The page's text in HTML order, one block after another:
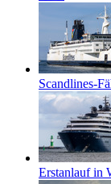
Scandlines-
Erstanlauf in